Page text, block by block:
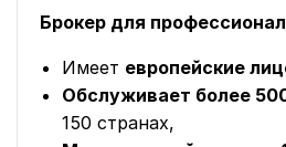
Брокер для
Имеет европейские
Обслуживает более
150 странах,